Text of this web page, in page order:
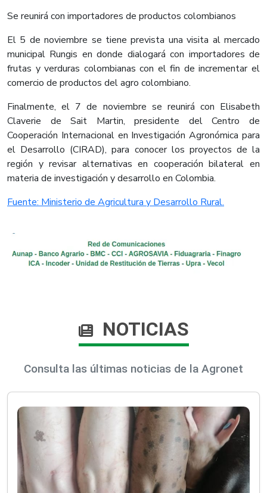
Se reunirá con importadores de productos colombianos
El 5 de noviembre se tiene prevista una visita al mercado
municipal Rungis en donde dialogará con importadores de
frutas y verduras colombianas con el fin de incrementar el
comercio de productos del agro colombiano.
Finalmente, el 7 de noviembre se reunirá con Elisabeth
Claverie de Sait Martin, presidente del Centro de
Cooperación Internacional en Investigación Agronómica para
el Desarrollo (CIRAD), para conocer los proyectos de la
región y revisar alternativas en cooperación bilateral en
materia de investigación y desarrollo en Colombia.​
Fuente: Ministerio de Agricultura y Desarrollo Rural.​
NOTICIAS
Consulta las últimas noticias de la Agronet